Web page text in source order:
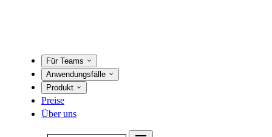
Für Teams
Anwendungsfälle
Produkt
Preise
Über uns